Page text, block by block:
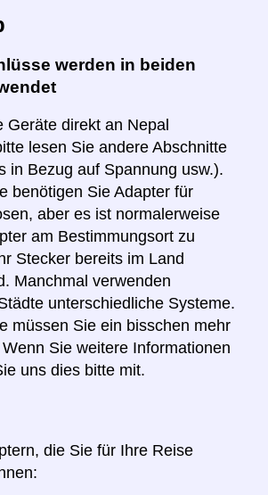
werden in beiden
Geräte direkt an Nepal
lesen Sie andere Abschnitte
in Bezug auf Spannung usw.).
benötigen Sie Adapter für
aber es ist normalerweise
am Bestimmungsort zu
Stecker bereits im Land
Manchmal verwenden
unterschiedliche Systeme.
müssen Sie ein bisschen mehr
Sie weitere Informationen
uns dies bitte mit.
die Sie für Ihre Reise